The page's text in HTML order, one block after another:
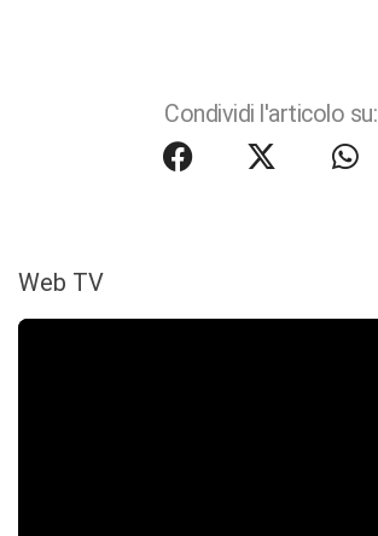
Condividi l'articolo su:
Web TV